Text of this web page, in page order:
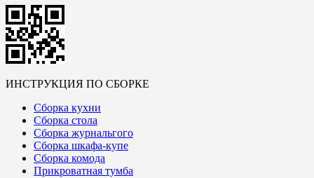
ИНСТРУКЦИЯ ПО СБОРКЕ
Сборка кухни
Сборка стола
Сборка журнальгого
Сборка шкафа-купе
Сборка комода
Прикроватная тумба